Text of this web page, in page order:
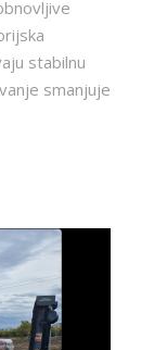
stabilnu
smanjuje